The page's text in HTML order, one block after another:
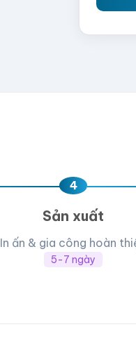
4
Sản xuất
In ấn & gia công hoàn
5-7 ngày